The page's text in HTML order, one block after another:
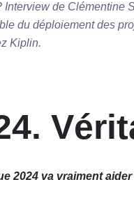
Interview de Clémentine
du déploiement des
Kiplin.
2024 va vraiment